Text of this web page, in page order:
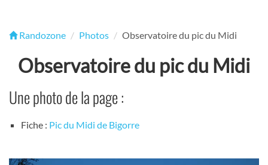
Randozone Photos Observatoire du pic du Midi
Observatoire du pic du Midi
Une photo de la page :
Fiche : Pic du Midi de Bigorre